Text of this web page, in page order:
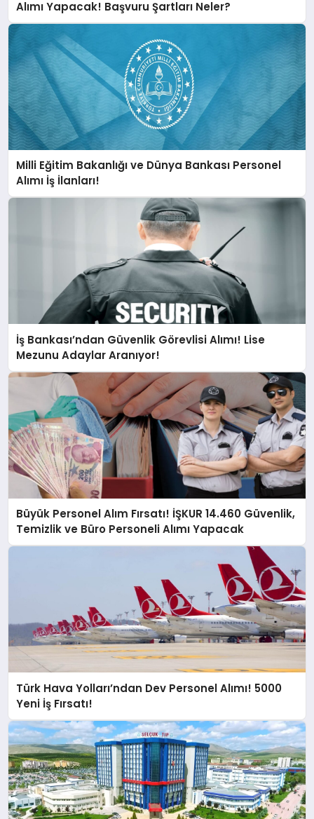
Alımı Yapacak! Başvuru Şartları Neler?
Milli Eğitim Bakanlığı ve Dünya Bankası Personel
Alımı İş İlanları!
İş Bankası’ndan Güvenlik Görevlisi Alımı! Lise
Mezunu Adaylar Aranıyor!
Büyük Personel Alım Fırsatı! İŞKUR 14.460 Güvenlik,
Temizlik ve Büro Personeli Alımı Yapacak
Türk Hava Yolları’ndan Dev Personel Alımı! 5000
Yeni İş Fırsatı!